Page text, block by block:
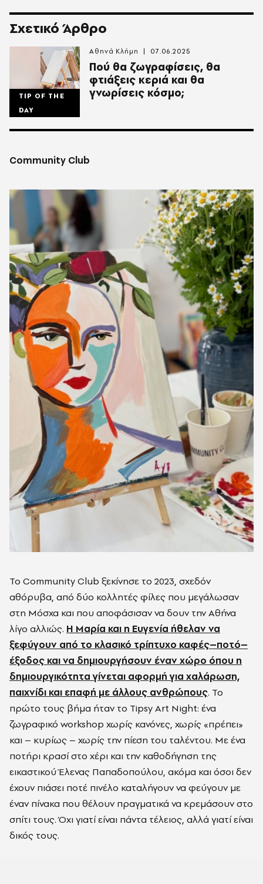
Σχετικό Άρθρο
TIP OF THE
DAY
Πού θα ζωγραφίσεις, θα
φτιάξεις κεριά και θα
γνωρίσεις κόσμο;
Αθηνά Κλήμη 07.06.2025
Community Club
Το Community Club ξεκίνησε το 2023, σχεδόν
αθόρυβα, από δύο κολλητές φίλες που μεγάλωσαν
στη Μόσχα και που αποφάσισαν να δουν την Αθήνα
λίγο αλλιώς. Η Μαρία και η Eυγενία ήθελαν να
ξεφύγουν από το κλασικό τρίπτυχο καφές–ποτό–
έξοδος και να δημιουργήσουν έναν χώρο όπου η
δημιουργικότητα γίνεται αφορμή για χαλάρωση,
παιχνίδι και επαφή με άλλους ανθρώπους. Το
πρώτο τους βήμα ήταν το Tipsy Art Night: ένα
ζωγραφικό workshop χωρίς κανόνες, χωρίς «πρέπει»
και – κυρίως – χωρίς την πίεση του ταλέντου. Με ένα
ποτήρι κρασί στο χέρι και την καθοδήγηση της
εικαστικού Έλενας Παπαδοπούλου, ακόμα και όσοι δεν
έχουν πιάσει ποτέ πινέλο καταλήγουν να φεύγουν με
έναν πίνακα που θέλουν πραγματικά να κρεμάσουν στο
σπίτι τους. Όχι γιατί είναι πάντα τέλειος, αλλά γιατί είναι
δικός τους.